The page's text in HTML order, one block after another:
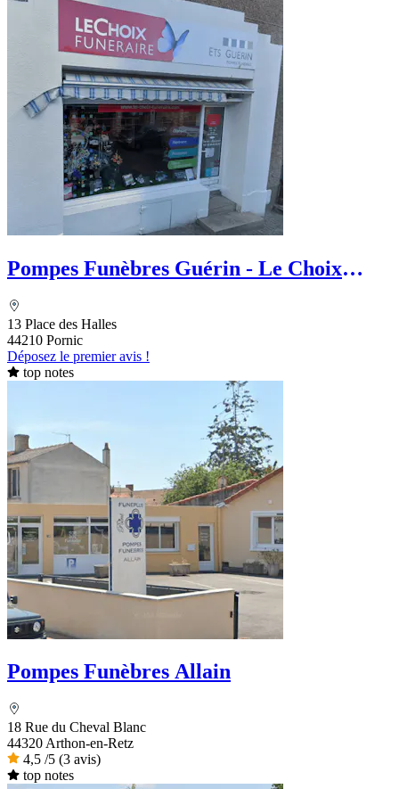
Pompes Funèbres Guérin - Le Choix
13 Place des Halles
44210 Pornic
Déposez le premier avis !
top notes
Pompes Funèbres Allain
18 Rue du Cheval Blanc
44320 Arthon-en-Retz
4,5 /5 (3 avis)
top notes